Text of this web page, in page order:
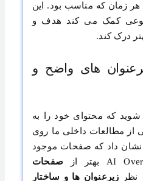
هر زمان که مناسب بود. این
کمک می ‌کند هدف و
درک کند.
های واضح و
که محتوای خود را به
از مطالعات داخلی ما روی
نشان داد که صفحات موجود
صفحات
نظر
زیرعنوان‌ ها و ساختار